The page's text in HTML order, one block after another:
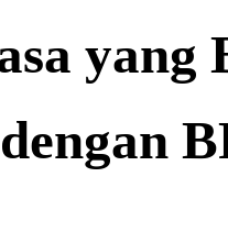
yang